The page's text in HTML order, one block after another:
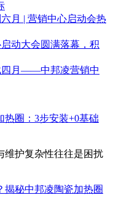
月 | 营销中心启动会热
动大会圆满落幕，积
四月——中邦凌营销中
圈：3步安装+0基础
维护复杂性往往是困扰
揭秘中邦凌陶瓷加热圈